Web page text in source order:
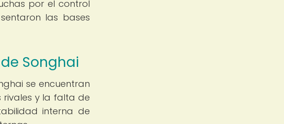
por el control
las bases
Songhai
se encuentran
rivales y la falta de
interna de